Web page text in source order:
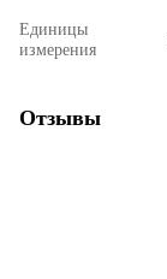
Единицы
измерения
Отзывы